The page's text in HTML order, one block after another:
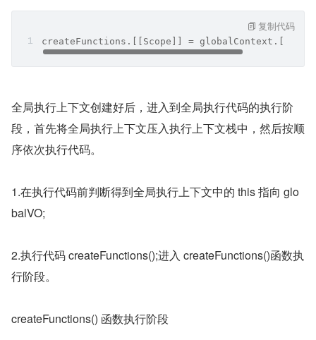
createFunctions.[[Scope]] =
复制代码
全局执行上下文创建好后，进入到全局执行代码的执行阶
段，首先将全局执行上下文压入执行上下文栈中，然后按顺
序依次执行代码。
1.在执行代码前判断得到全局执行上下文中的 this 指向 glo
balVO;
2.执行代码 createFunctions();进入 createFunctions()函数执
行阶段。
createFunctions() 函数执行阶段